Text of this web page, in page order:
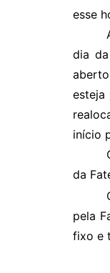
esse
dia
esteja
início
da
pela
fixo e